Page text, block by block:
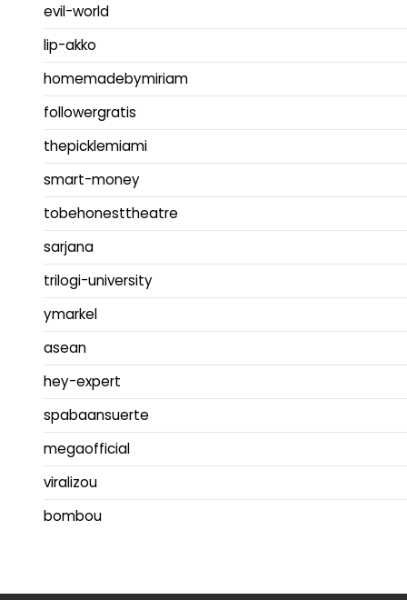
evil-world
lip-akko
homemadebymiriam
followergratis
thepicklemiami
smart-money
tobehonesttheatre
sarjana
trilogi-university
ymarkel
asean
hey-expert
spabaansuerte
megaofficial
viralizou
bombou